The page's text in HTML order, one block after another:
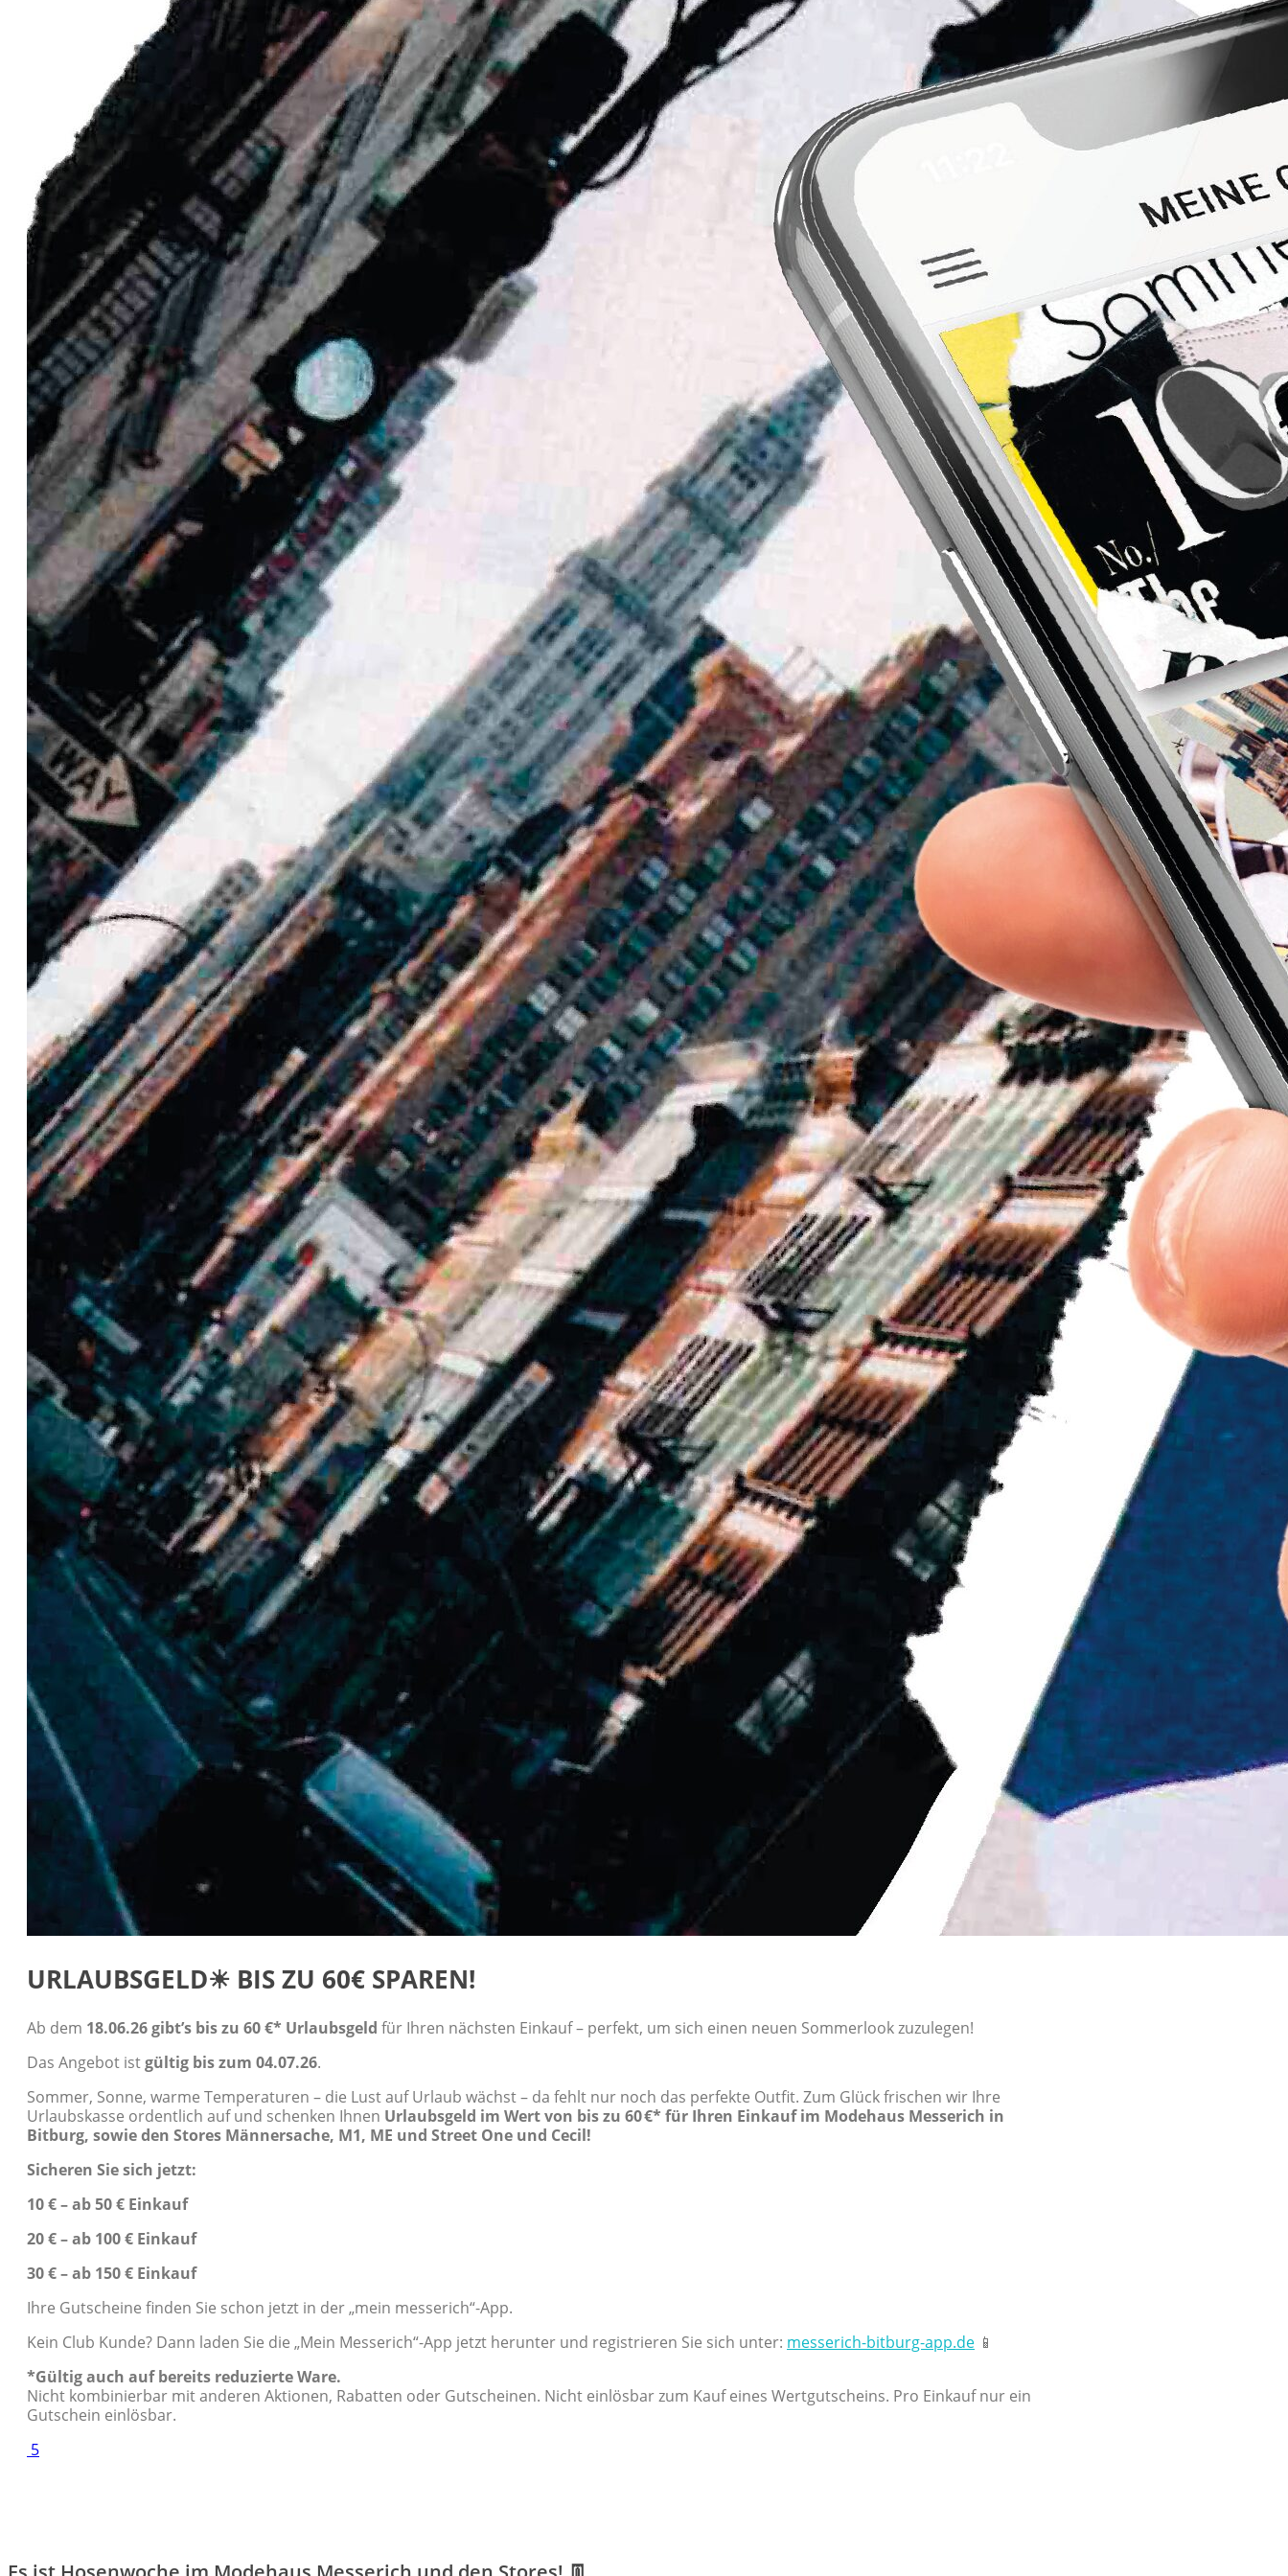
ÄNDERUNGSSCHNEIDEREI
HISTORIE
KONTAKT & ANFAHRT
JOBS & KARRIERE
STELLENANZEIGEN
AZUBIWELT
URLAUBSGELD☀ BIS ZU 60€ SPAREN!
Ab dem 18.06.26 gibt’s bis zu 60 €* Urlaubsgeld für Ihren nächsten Einkauf – perfekt, um sich einen neuen Sommerlook zuzulegen!
Das Angebot istgültig bis zum 04.07.26.
Sommer, Sonne, warme Temperaturen – die Lust auf Urlaub wächst – da fehlt nur noch das perfekte Outfit. Zum Glück frischen wir Ihre
Urlaubskasse ordentlich auf und schenken Ihnen Urlaubsgeld im Wert von bis zu 60 €* für Ihren Einkauf im Modehaus Messerich in
Bitburg, sowie den Stores Männersache, M1, ME und Street One und Cecil!
Sicheren Sie sich jetzt:
10 € – ab 50 € Einkauf
20 € – ab 100 € Einkauf
30 € – ab 150 € Einkauf
Ihre Gutscheine finden Sie schon jetzt in der „mein messerich“-App.
Kein Club Kunde? Dann laden Sie die „Mein Messerich“-App jetzt herunter und registrieren Sie sich unter: messerich-bitburg-app.de 📱
*Gültig auch auf bereits reduzierte Ware.
Nicht kombinierbar mit anderen Aktionen, Rabatten oder Gutscheinen. Nicht einlösbar zum Kauf eines Wertgutscheins. Pro Einkauf nur ein
Gutschein einlösbar.
5